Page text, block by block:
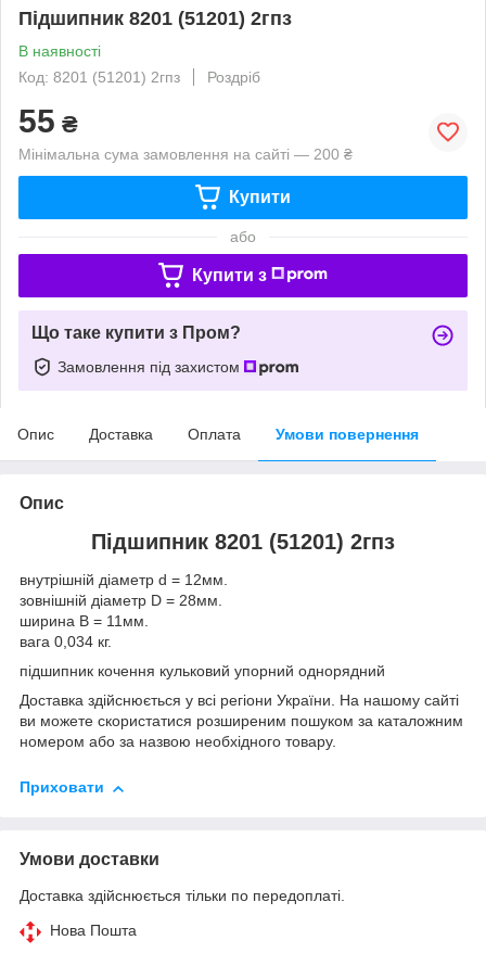
Підшипник 8201 (51201) 2гпз
В наявності
Код: 8201 (51201) 2гпз
Роздріб
55 ₴
Мінімальна сума замовлення на сайті — 200 ₴
Купити
або
Купити з
Що таке купити з Пром?
Замовлення під захистом
Опис Доставка Оплата Умови повернення
Опис
Підшипник 8201 (51201) 2гпз
внутрішній діаметр d = 12мм.
зовнішній діаметр D = 28мм.
ширина B = 11мм.
вага 0,034 кг.
підшипник кочення кульковий упорний однорядний
Доставка здійснюється у всі регіони України. На нашому сайті
ви можете скористатися розширеним пошуком за каталожним
номером або за назвою необхідного товару.
Приховати
Умови доставки
Доставка здійснюється тільки по передоплаті.
Нова Пошта